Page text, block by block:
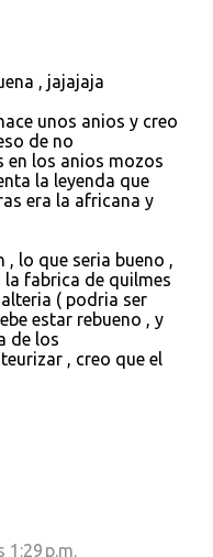
, jajajaja
unos anios y creo
de no
en los anios mozos
la leyenda que
era la africana y
, lo que seria bueno ,
la fabrica de quilmes
( podria ser
estar rebueno , y
de los
, creo que el
1:29 p.m.